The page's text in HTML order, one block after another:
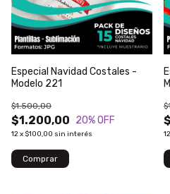
Especial Navidad Costales -
Modelo 221
$1.200,00
$1.500,00
20% OFF
12x $100,00 sin interés 12